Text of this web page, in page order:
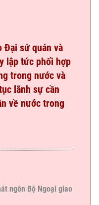
Đại sứ quán và
lập tức phối hợp
trong nước và
lãnh sự cần
về nước trong
ngôn Bộ Ngoại giao